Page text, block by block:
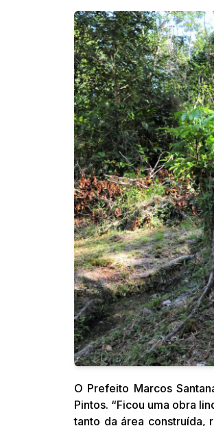
O Prefeito Marcos
Pintos. “Ficou uma obra
tanto da área construída,